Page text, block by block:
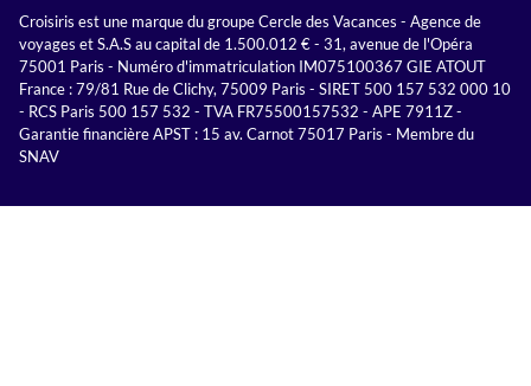
Croisiris est une marque du groupe Cercle des Vacances - Agence de
voyages et S.A.S au capital de 1.500.012 € - 31, avenue de l'Opéra
75001 Paris - Numéro d'immatriculation IM075100367 GIE ATOUT
France : 79/81 Rue de Clichy, 75009 Paris - SIRET 500 157 532 000 10
- RCS Paris 500 157 532 - TVA FR75500157532 - APE 7911Z -
Garantie financière APST : 15 av. Carnot 75017 Paris - Membre du
SNAV